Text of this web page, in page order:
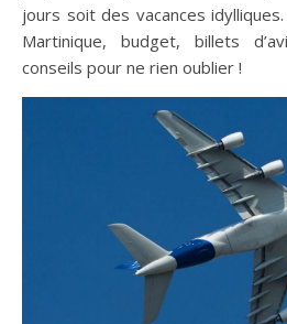
jours soit des vacances
Martinique, budget, billets
conseils pour ne rien oublier !